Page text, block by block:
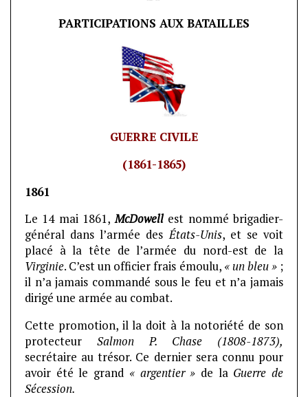
PARTICIPATIONS AUX BATAILLES
GUERRE CIVILE
(1861-1865)
1861
Le 14 mai 1861,McDowellest nommé brigadier-
général dans l’armée desÉtats-Unis, et se voit
placé à la tête de l’armée du nord-est de la
Virginie. C’est un officier frais émoulu, « un bleu » ;
il n’a jamais commandé sous le feu et n’a jamais
dirigé une armée au combat.
Cette promotion, il la doit à la notoriété de son
protecteur Salmon P. Chase (1808-1873),
secrétaire au trésor. Ce dernier sera connu pour
avoir été le grand « argentier » de la Guerre de
Sécession.